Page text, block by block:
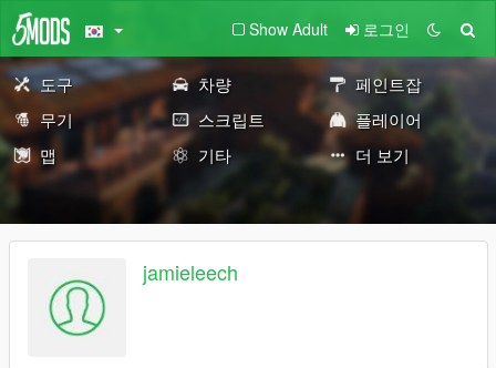
Show Adult 로그인
도구 차량
페인트잡
무기
스크립트
플레이어
맵
기타 더 보기
jamieleech